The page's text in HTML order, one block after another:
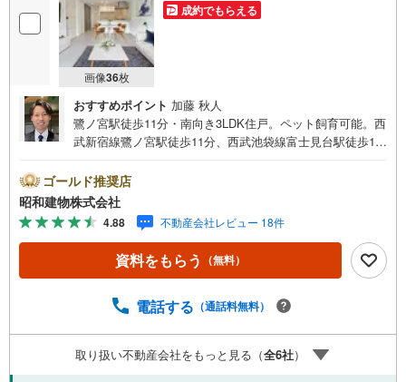
画像36枚
成約でもらえる
おすすめポイント 加藤 秋人
鷺ノ宮駅徒歩11分・南向き3LDK住戸。ペット飼育可能。西
武新宿線鷺ノ宮駅徒歩11分、西武池袋線富士見台駅徒歩16
室に窓・バルコニーあり。モニター付オートロック・宅配
ボックスあり。 ・・・地域密着昭和建物です・・・ 西荻
窪に創業44年、地域密着の不動産会社です。 不動産購
入、買換えには、不安がつきもの。 物件の選定や住宅ロー
ンはもちろん地域密着だからこその情報をお伝え、ご提案
いたします。 お気軽にご相談、ご来社頂ける会社です。
じ建物は存在しません。唯一無二の不動産をお手伝いいた
ざいます。 ご家族で楽しくご検討頂けるようご案内してお
りますのでぜひ、お気軽にお問い合わせください。 営業時
間: 9:00 - 20:00
ゴールド推奨店
昭和建物株式会社
4.88 不動産会社レビュー 18件
資料をもらう （無料）
電話する （通話料無料）
取り扱い不動産会社をもっと見る（全6社）